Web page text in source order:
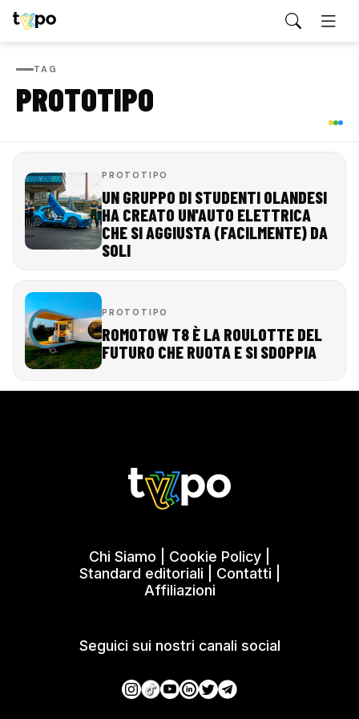
TAG
PROTOTIPO
PROTOTIPO
UN GRUPPO DI STUDENTI OLANDESI
HA CREATO UN'AUTO ELETTRICA
CHE SI AGGIUSTA (FACILMENTE) DA
SOLI
PROTOTIPO
ROMOTOW T8 È LA ROULOTTE DEL
FUTURO CHE RUOTA E SI SDOPPIA
Chi Siamo Cookie Policy
Standard editoriali
Contatti
Affiliazioni
Seguici sui nostri canali social